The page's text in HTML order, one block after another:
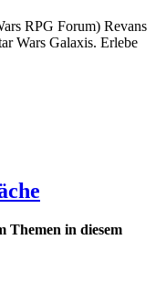
RPG Forum) Revans
Wars Galaxis. Erlebe
Themen in diesem